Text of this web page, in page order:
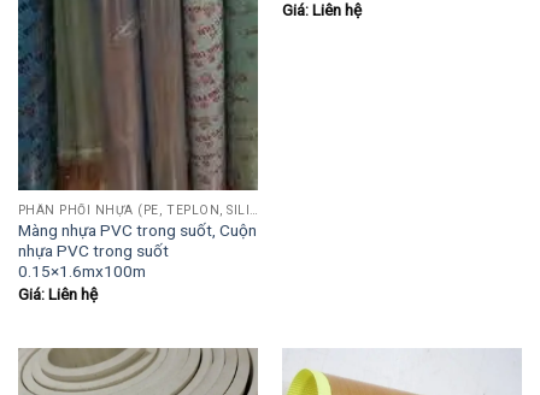
Màng nhựa PVC trong suốt, Cuộn
nhựa PVC trong suốt
0.15×1.6mx100m
Giá: Liên hệ
Giá: Liên hệ